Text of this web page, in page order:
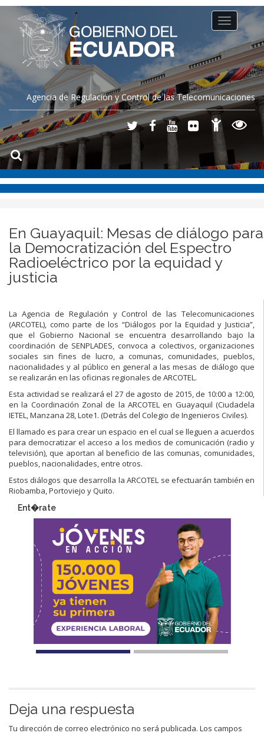
Agencia de Regulación y Control de las Telecomunicaciones
Toggle
navigation
En Guayaquil: Mesas de diálogo para
la Democratización del Espectro
Radioeléctrico por la equidad y
justicia
La Agencia de Regulación y Control de las Telecomunicaciones
(ARCOTEL), como parte de los “Diálogos por la Equidad y Justicia”,
que el Gobierno Nacional se encuentra desarrollando bajo la
coordinación de SENPLADES, convoca a colectivos, organizaciones
sociales sin fines de lucro, a comunas, comunidades, pueblos,
nacionalidades y al público en general a las mesas de diálogo que
se realizarán en las oficinas regionales de ARCOTEL.
Esta actividad se realizará el 27 de agosto de 2015, de 10:00 a 12:00,
en la Coordinación Zonal de la ARCOTEL en Guayaquil (Ciudadela
IETEL, Manzana 28, Lote1. (Detrás del Colegio de Ingenieros Civiles).
El llamado es para crear un espacio en el cual se lleguen a acuerdos
para democratizar el acceso a los medios de comunicación (radio y
televisión), que aportan al beneficio de las comunas, comunidades,
pueblos, nacionalidades, entre otros.
Estos diálogos que desarrolla la ARCOTEL se efectuarán también en
Riobamba, Portoviejo y Quito.
Ent�rate
Deja una respuesta
Tu dirección de correo electrónico no será publicada. Los campos